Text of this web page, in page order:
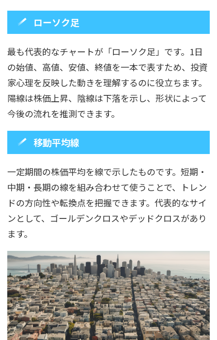
ローソク足
最も代表的なチャートが「ローソク足」です。1日
の始値、高値、安値、終値を一本で表すため、投資
家心理を反映した動きを理解するのに役立ちます。
陽線は株価上昇、陰線は下落を示し、形状によって
今後の流れを推測できます。
移動平均線
一定期間の株価平均を線で示したものです。短期・
中期・長期の線を組み合わせて使うことで、トレン
ドの方向性や転換点を把握できます。代表的なサイ
ンとして、ゴールデンクロスやデッドクロスがあり
ます。